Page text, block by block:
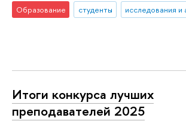
Образование студенты исследования и
Итоги конкурса лучших
преподавателей 2025